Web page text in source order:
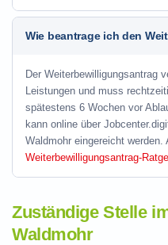
Wie beantrage ich den
Der Weiterbewilligungsantrag
Leistungen und muss
spätestens 6 Wochen vor
kann online über
Waldmohr eingereicht werden.
Weiterbewilligungsantrag-
Zuständige Stelle
Waldmohr